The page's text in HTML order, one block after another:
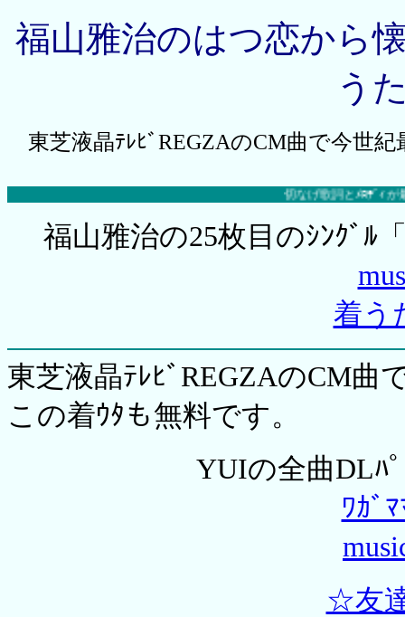
福山雅治のはつ恋から
う
東芝液晶ﾃﾚﾋﾞREGZAのCM曲で今世
切なげ歌詞とﾒﾛﾃﾞｨが最
福山雅治の25枚目のｼﾝｸﾞﾙ
着う
東芝液晶ﾃﾚﾋﾞREGZAのCM曲
この着ｳﾀも無料です。
YUIの全曲DLﾊ
ﾜｶﾞ
☆友